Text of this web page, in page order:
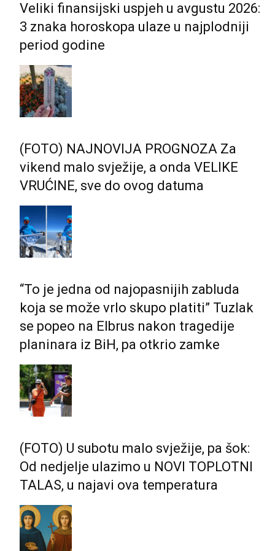
Veliki finansijski uspjeh u avgustu 2026:
3 znaka horoskopa ulaze u najplodniji
period godine
(FOTO) NAJNOVIJA PROGNOZA Za
vikend malo svježije, a onda VELIKE
VRUĆINE, sve do ovog datuma
“To je jedna od najopasnijih zabluda
koja se može vrlo skupo platiti” Tuzlak
se popeo na Elbrus nakon tragedije
planinara iz BiH, pa otkrio zamke
(FOTO) U subotu malo svježije, pa šok:
Od nedjelje ulazimo u NOVI TOPLOTNI
TALAS, u najavi ova temperatura